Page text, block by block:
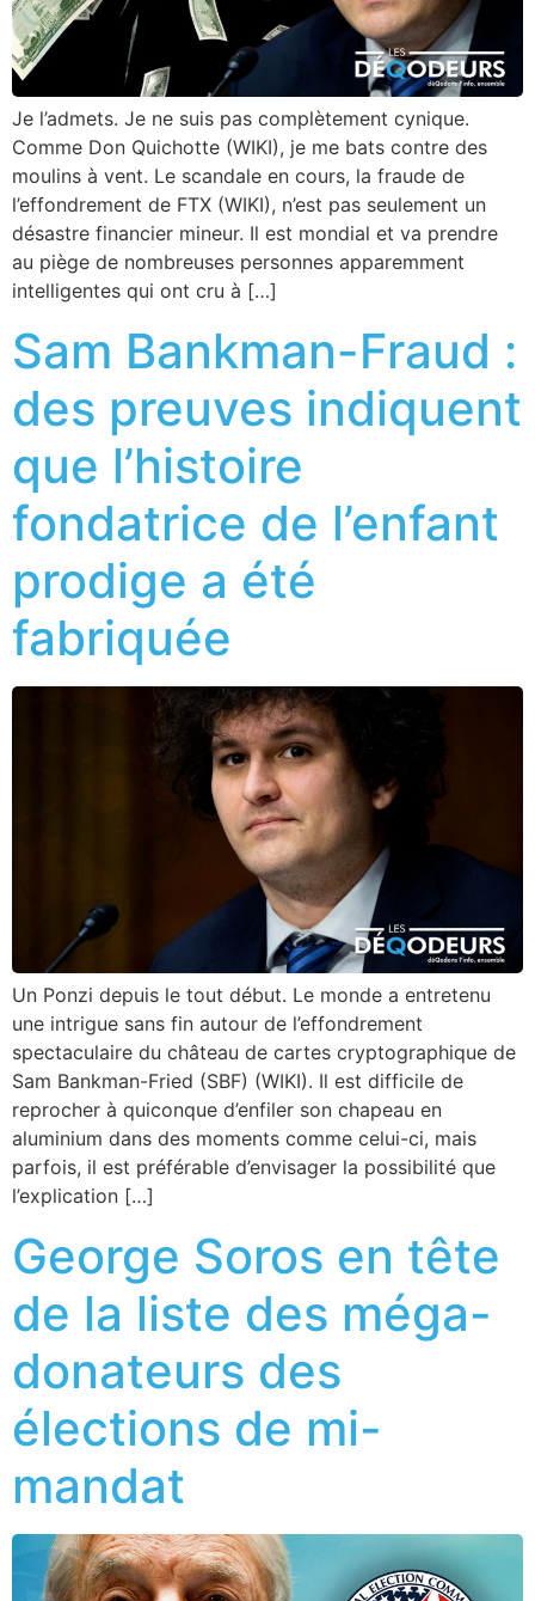
Je l’admets. Je ne suis pas complètement cynique.
Comme Don Quichotte (WIKI), je me bats contre des
moulins à vent. Le scandale en cours, la fraude de
l’effondrement de FTX (WIKI), n’est pas seulement un
désastre financier mineur. Il est mondial et va prendre
au piège de nombreuses personnes apparemment
intelligentes qui ont cru à […]
Sam Bankman-Fraud :
des preuves indiquent
que l’histoire
fondatrice de l’enfant
prodige a été
fabriquée
Un Ponzi depuis le tout début. Le monde a entretenu
une intrigue sans fin autour de l’effondrement
spectaculaire du château de cartes cryptographique de
Sam Bankman-Fried (SBF) (WIKI). Il est difficile de
reprocher à quiconque d’enfiler son chapeau en
aluminium dans des moments comme celui-ci, mais
parfois, il est préférable d’envisager la possibilité que
l’explication […]
George Soros en tête
de la liste des méga-
donateurs des
élections de mi-
mandat